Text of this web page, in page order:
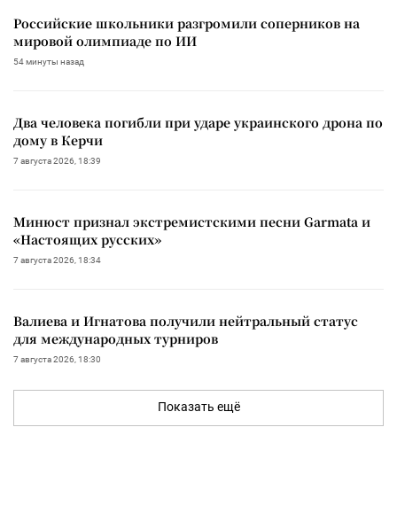
Российские школьники разгромили соперников на
мировой олимпиаде по ИИ
54 минуты назад
Два человека погибли при ударе украинского дрона по
дому в Керчи
7 августа 2026, 18:39
Минюст признал экстремистскими песни Garmata и
«Настоящих русских»
7 августа 2026, 18:34
Валиева и Игнатова получили нейтральный статус
для международных турниров
7 августа 2026, 18:30
Показать ещё